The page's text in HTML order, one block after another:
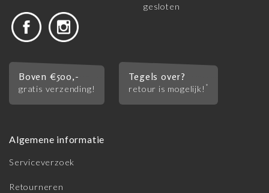
gesloten
Boven €500,-
gratis verzending!
Tegels over?
retour is mogelijk! *
Algemene informatie
Serviceverzoek
Retourneren